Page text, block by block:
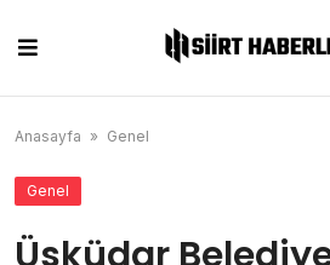
content
Anasayfa » Genel
Genel